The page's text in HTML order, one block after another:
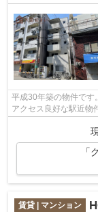
平成30年築の物件です
アクセス良好な駅近物
「
賃貸 | マンション